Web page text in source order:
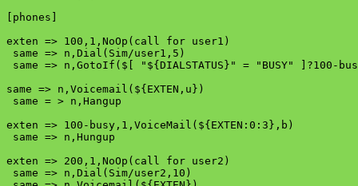
[phones]
exten => 100,1,NoOp(call for user1)
same => n,Dial(Sim/user1,5)
same => n,GotoIf($[ "${DIALSTATUS}" = "BUSY" ]?100-
same => n,Voicemail(${EXTEN,u})
same = > n,Hangup
exten => 100-busy,1,VoiceMail(${EXTEN:0:3},b)
same => n,Hungup
exten => 200,1,NoOp(call for user2)
same => n,Dial(Sim/user2,10)